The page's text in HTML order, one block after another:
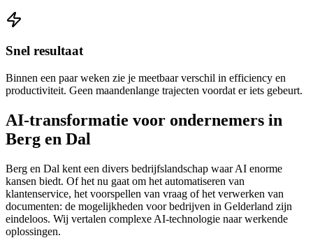
Snel resultaat
Binnen een paar weken zie je meetbaar verschil in efficiency en
productiviteit. Geen maandenlange trajecten voordat er iets gebeurt.
AI-transformatie voor ondernemers in
Berg en Dal
Berg en Dal kent een divers bedrijfslandschap waar AI enorme
kansen biedt. Of het nu gaat om het automatiseren van
klantenservice, het voorspellen van vraag of het verwerken van
documenten: de mogelijkheden voor bedrijven in Gelderland zijn
eindeloos. Wij vertalen complexe AI-technologie naar werkende
oplossingen.